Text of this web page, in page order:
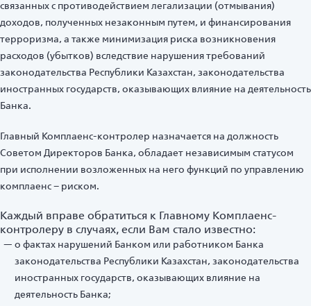
связанных с противодействием легализации (отмывания)
доходов, полученных незаконным путем, и финансирования
терроризма, а также минимизация риска возникновения
расходов (убытков) вследствие нарушения требований
законодательства Республики Казахстан, законодательства
иностранных государств, оказывающих влияние на деятельность
Банка.
Главный Комплаенс-контролер назначается на должность
Советом Директоров Банка, обладает независимым статусом
при исполнении возложенных на него функций по управлению
комплаенс – риском.
Каждый вправе обратиться к Главному Комплаенс-
контролеру в случаях, если Вам стало известно:
о фактах нарушений Банком или работником Банка
законодательства Республики Казахстан, законодательства
иностранных государств, оказывающих влияние на
деятельность Банка;